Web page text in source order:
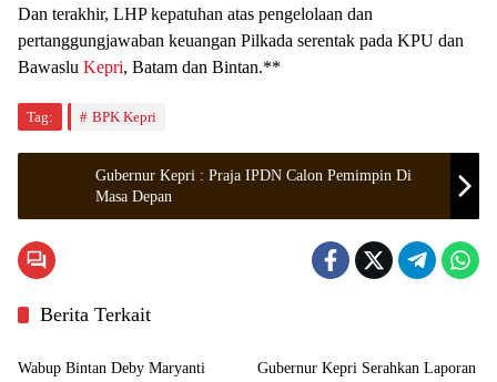
Dan terakhir, LHP kepatuhan atas pengelolaan dan
pertanggungjawaban keuangan Pilkada serentak pada KPU dan
Bawaslu Kepri, Batam dan Bintan.**
Tag: BPK Kepri
Gubernur Kepri : Praja IPDN Calon Pemimpin Di
Masa Depan
Berita Terkait
Bintan
Wabup Bintan Deby Maryanti
Gubernur Kepri Serahkan Laporan